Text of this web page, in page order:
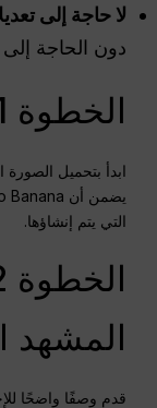
لا حاجة إلى
دون الحاجة
الخطوة 1: قم بتحميل صورتك
ابدأ بتحميل
التي يتم إنشاؤها.
المشهد
قدم وصفًا واضحًا